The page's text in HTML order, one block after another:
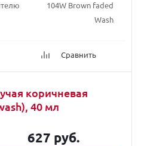
104W Brown faded
Wash
Сравнить
коричневая
40 мл
627 руб.